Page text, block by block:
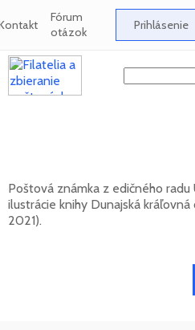
Fórum
otázok Prihlásenie
Poštová známka z edičného
ilustrácie knihy Dunajská
2021).